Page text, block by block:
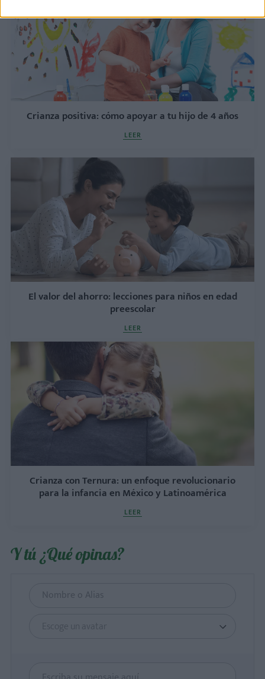
Crianza positiva: cómo apoyar a tu hijo de 4 años
LEER
El valor del ahorro: lecciones para niños en edad
preescolar
LEER
Crianza con Ternura: un enfoque revolucionario
para la infancia en México y Latinoamérica
LEER
Y tú ¿Qué opinas?
Escoge un avatar